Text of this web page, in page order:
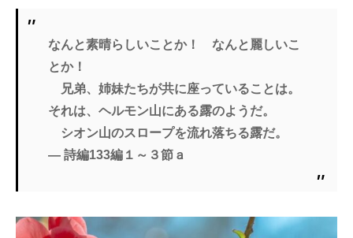
なんと素晴らしいことか！ なんと麗しいこ
とか！
兄弟、姉妹たちが共に座っていることは。
それは、ヘルモン山にある露のようだ。
シオン山のスロープを流れ落ちる露だ。
― 詩編133編１～３節ａ